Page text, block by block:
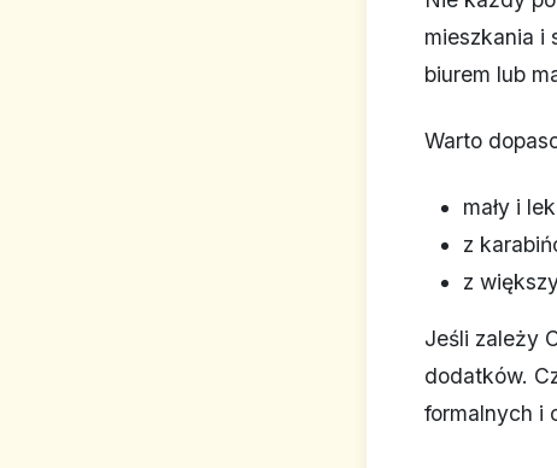
mieszkania i
biurem lub
Warto
mały i
z
z
Jeśli zależy
dodatków.
formalnych i